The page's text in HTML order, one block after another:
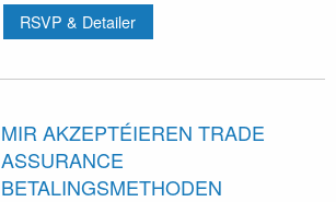
RSVP & Detailer
MIR AKZEPTÉIEREN TRADE
ASSURANCE
BETALINGSMETHODEN